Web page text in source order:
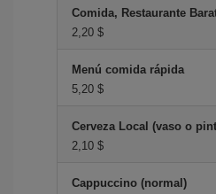
Comida, Restaurante
2,20 $
Menú comida rápida
5,20 $
Cerveza Local (vaso o
2,10 $
Cappuccino (normal)